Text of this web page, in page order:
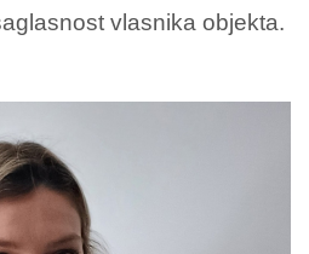
vlasnika objekta.